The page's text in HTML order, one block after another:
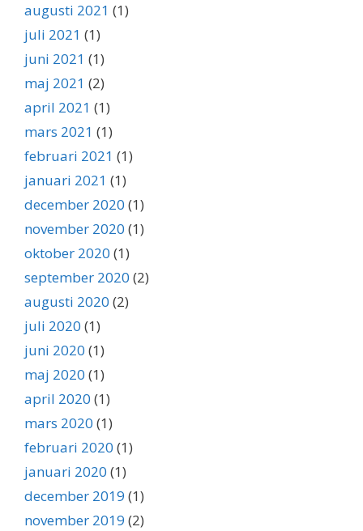
augusti 2021 (1)
juli 2021 (1)
juni 2021 (1)
maj 2021 (2)
april 2021 (1)
mars 2021 (1)
februari 2021 (1)
januari 2021 (1)
december 2020 (1)
november 2020 (1)
oktober 2020 (1)
september 2020 (2)
augusti 2020 (2)
juli 2020 (1)
juni 2020 (1)
maj 2020 (1)
april 2020 (1)
mars 2020 (1)
februari 2020 (1)
januari 2020 (1)
december 2019 (1)
november 2019 (2)